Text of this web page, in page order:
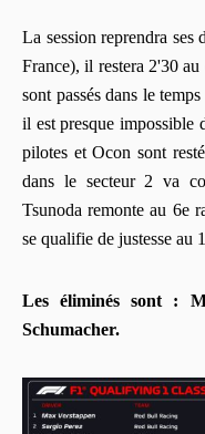
La session reprendra ses
France), il restera 2'30
sont passés dans le
il est presque impossible
pilotes et Ocon sont
dans le secteur 2 va
Tsunoda remonte au 6e
se qualifie de justesse au
Les éliminés sont :
Schumacher.